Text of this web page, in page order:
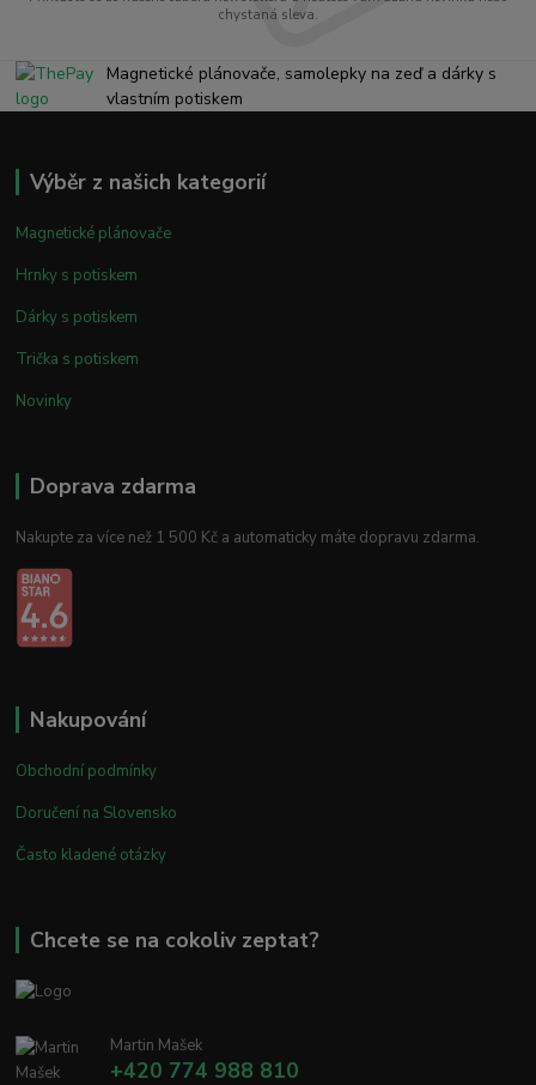
chystaná sleva.
Magnetické plánovače, samolepky na zeď a dárky s
vlastním potiskem
Výběr z našich kategorií
Magnetické plánovače
Hrnky s potiskem
Dárky s potiskem
Trička s potiskem
Novinky
Doprava zdarma
Nakupte za více než 1 500 Kč a automaticky máte dopravu zdarma.
Nakupování
Obchodní podmínky
Doručení na Slovensko
Často kladené otázky
Chcete se na cokoliv zeptat?
Martin Mašek
+420 774 988 810